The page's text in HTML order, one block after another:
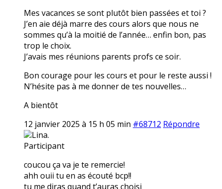
Mes vacances se sont plutôt bien passées et toi ?
J’en aie déjà marre des cours alors que nous ne
sommes qu’à la moitié de l’année… enfin bon, pas
trop le choix.
J’avais mes réunions parents profs ce soir.
Bon courage pour les cours et pour le reste aussi !
N’hésite pas à me donner de tes nouvelles…
A bientôt
12 janvier 2025 à 15 h 05 min #68712 Répondre
Lina.
Participant
coucou ça va je te remercie!
ahh ouii tu en as écouté bcp!!
tu me diras quand t’auras choisi